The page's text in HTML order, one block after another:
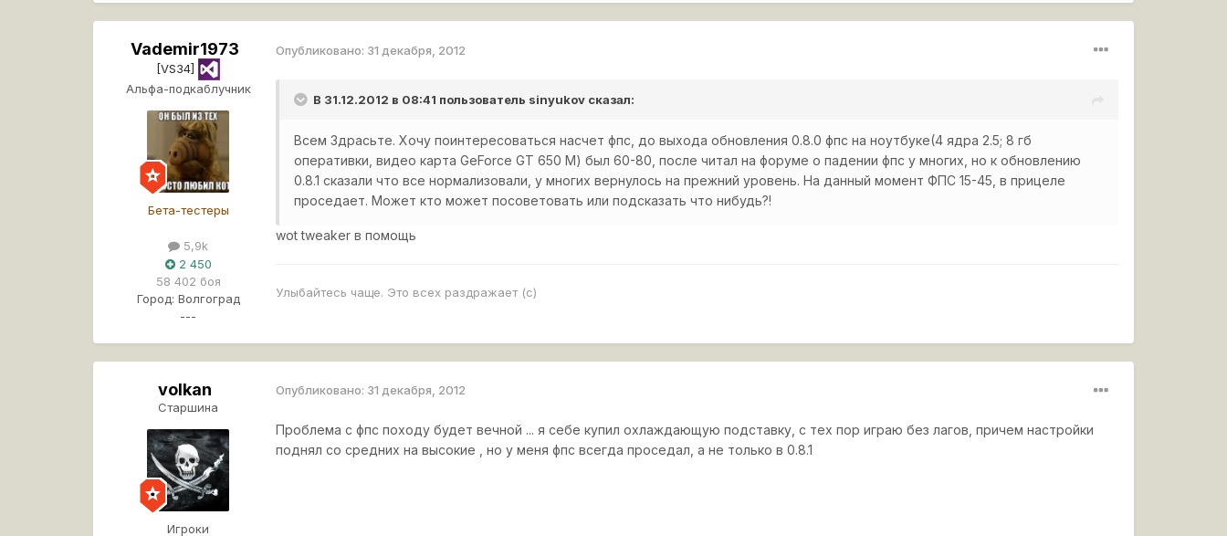
Vademir1973
[VS34]
Альфа-подкаблучник
Бета-тестеры
5,9k
2 450
58 402 боя
Город: Волгоград
---
Опубликовано: 31 декабря, 2012
В 31.12.2012 в 08:41 пользователь sinyukov сказал:
Всем Здрасьте. Хочу поинтересоваться насчет фпс, до выхода обновления 0.8.0 фпс на ноутбуке(4 ядра 2.5; 8 гб
оперативки, видео карта GeForce GT 650 M) был 60-80, после читал на форуме о падении фпс у многих, но к обновлению
0.8.1 сказали что все нормализовали, у многих вернулось на прежний уровень. На данный момент ФПС 15-45, в прицеле
проседает. Может кто может посоветовать или подсказать что нибудь?!
wot tweaker в помощь
Улыбайтесь чаще. Это всех раздражает (с)
volkan
Старшина
Игроки
Опубликовано: 31 декабря, 2012
Проблема с фпс походу будет вечной ... я себе купил охлаждающую подставку, с тех пор играю без лагов, причем настройки
поднял со средних на высокие , но у меня фпс всегда проседал, а не только в 0.8.1